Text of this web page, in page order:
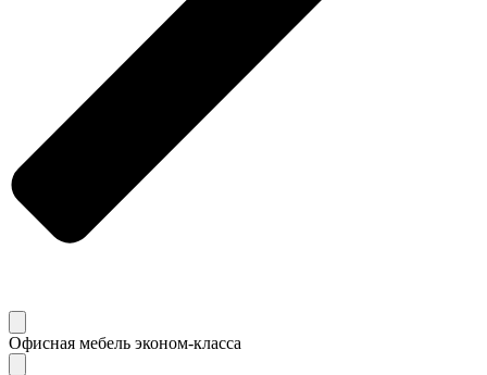
Офисная мебель эконом-класса